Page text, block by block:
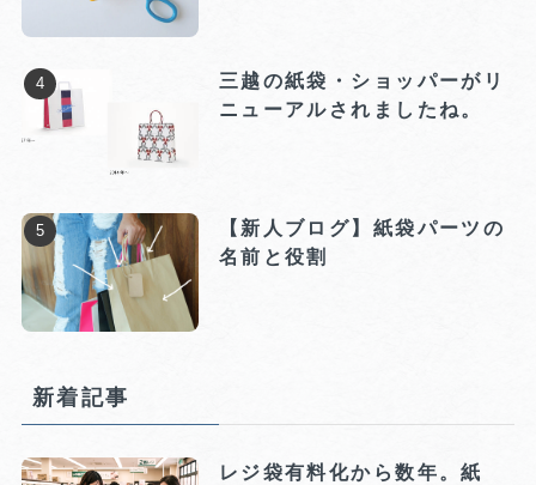
三越の紙袋・ショッパーがリ
ニューアルされましたね。
【新人ブログ】紙袋パーツの
名前と役割
新着記事
レジ袋有料化から数年。紙